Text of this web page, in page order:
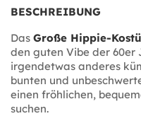
BESCHREIBUNG
Das Große Hippie-
den guten Vibe der 60er
irgendetwas anderes
bunten und
einen fröhlichen,
suchen.